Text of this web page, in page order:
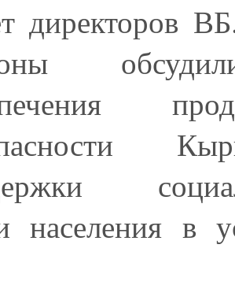
директоров
населения в